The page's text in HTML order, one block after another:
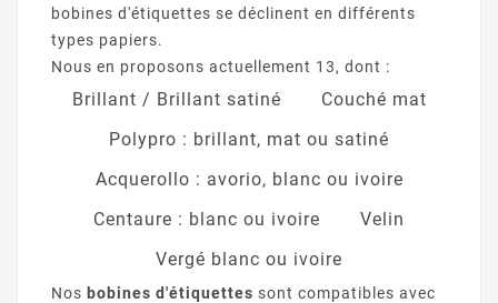
bobines d'étiquettes se déclinent en différents
types papiers.
Nous en proposons actuellement 13, dont :
Brillant / Brillant satiné
Couché mat
Polypro : brillant, mat ou satiné
Acquerollo : avorio, blanc ou ivoire
Centaure : blanc ou ivoire
Velin
Vergé blanc ou ivoire
Nos bobines d'étiquettes sont compatibles avec